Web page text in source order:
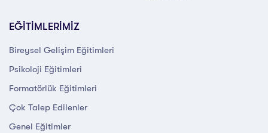
EĞİTİMLERİMİZ
Bireysel Gelişim Eğitimleri
Psikoloji Eğitimleri
Formatörlük Eğitimleri
Çok Talep Edilenler
Genel Eğitimler